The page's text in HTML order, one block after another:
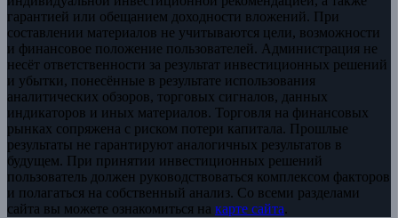
гарантией или обещанием доходности вложений. При
составлении материалов не учитываются цели, возможности
и финансовое положение пользователей. Администрация не
несёт ответственности за результат инвестиционных решений
и убытки, понесённые в результате использования
аналитических обзоров, торговых сигналов, данных
индикаторов и иных материалов. Торговля на финансовых
рынках сопряжена с риском потери капитала. Прошлые
результаты не гарантируют аналогичных результатов в
будущем. При принятии инвестиционных решений
пользователь должен руководствоваться комплексом факторов
и полагаться на собственный анализ. Со всеми разделами
сайта вы можете ознакомиться на карте сайта.